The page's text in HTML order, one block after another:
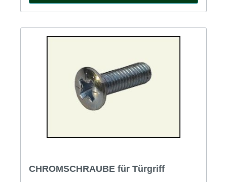
CHROMSCHRAUBE für Türgriff